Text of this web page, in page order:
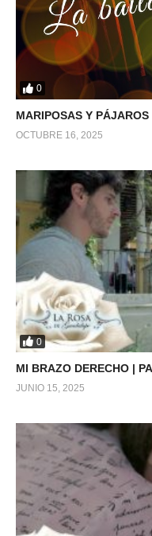
0
MARIPOSAS Y
OCTUBRE 16, 2025
0
MI BRAZO DERECHO |
JUNIO 15, 2025